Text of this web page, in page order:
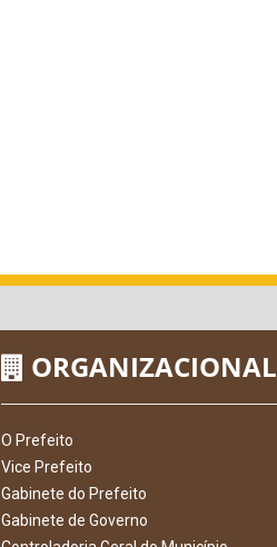
ORGANIZACIONAL
O Prefeito
Vice Prefeito
Gabinete do Prefeito
Gabinete de Governo